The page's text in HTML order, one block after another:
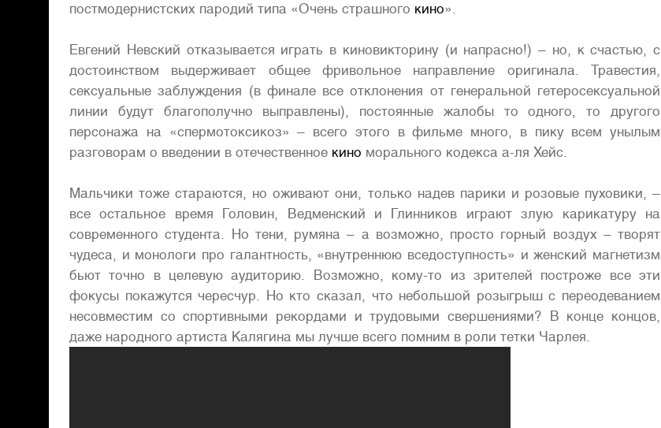
постмодернистских пародий типа «Очень страшного кино».
Евгений Невский отказывается играть в киновикторину (и напрасно!) – но, к счастью, с
достоинством выдерживает общее фривольное направление оригинала. Травестия,
сексуальные заблуждения (в финале все отклонения от генеральной гетеросексуальной
линии будут благополучно выправлены), постоянные жалобы то одного, то другого
персонажа на «спермотоксикоз» – всего этого в фильме много, в пику всем унылым
разговорам о введении в отечественное кино морального кодекса а-ля Хейс.
Мальчики тоже стараются, но оживают они, только надев парики и розовые пуховики, –
все остальное время Головин, Ведменский и Глинников играют злую карикатуру на
современного студента. Но тени, румяна – а возможно, просто горный воздух – творят
чудеса, и монологи про галантность, «внутреннюю вседоступность» и женский магнетизм
бьют точно в целевую аудиторию. Возможно, кому-то из зрителей построже все эти
фокусы покажутся чересчур. Но кто сказал, что небольшой розыгрыш с переодеванием
несовместим со спортивными рекордами и трудовыми свершениями? В конце концов,
даже народного артиста Калягина мы лучше всего помним в роли тетки Чарлея.